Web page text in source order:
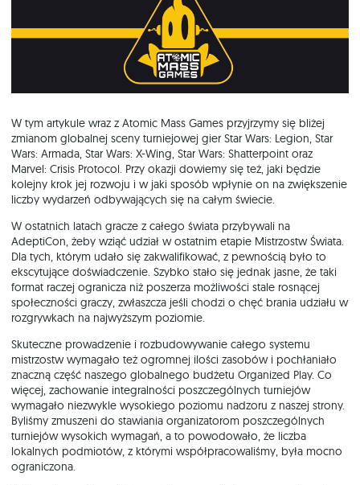
W tym artykule wraz z Atomic Mass Games przyjrzymy się bliżej
zmianom globalnej sceny turniejowej gier Star Wars: Legion, Star
Wars: Armada, Star Wars: X-Wing, Star Wars: Shatterpoint oraz
Marvel: Crisis Protocol. Przy okazji dowiemy się też, jaki będzie
kolejny krok jej rozwoju i w jaki sposób wpłynie on na zwiększenie
liczby wydarzeń odbywających się na całym świecie.
W ostatnich latach gracze z całego świata przybywali na
AdeptiCon, żeby wziąć udział w ostatnim etapie Mistrzostw Świata.
Dla tych, którym udało się zakwalifikować, z pewnością było to
ekscytujące doświadczenie. Szybko stało się jednak jasne, że taki
format raczej ogranicza niż poszerza możliwości stale rosnącej
społeczności graczy, zwłaszcza jeśli chodzi o chęć brania udziału w
rozgrywkach na najwyższym poziomie.
Skuteczne prowadzenie i rozbudowywanie całego systemu
mistrzostw wymagało też ogromnej ilości zasobów i pochłaniało
znaczną część naszego globalnego budżetu Organized Play. Co
więcej, zachowanie integralności poszczególnych turniejów
wymagało niezwykle wysokiego poziomu nadzoru z naszej strony.
Byliśmy zmuszeni do stawiania organizatorom poszczególnych
turniejów wysokich wymagań, a to powodowało, że liczba
lokalnych podmiotów, z którymi współpracowaliśmy, była mocno
ograniczona.